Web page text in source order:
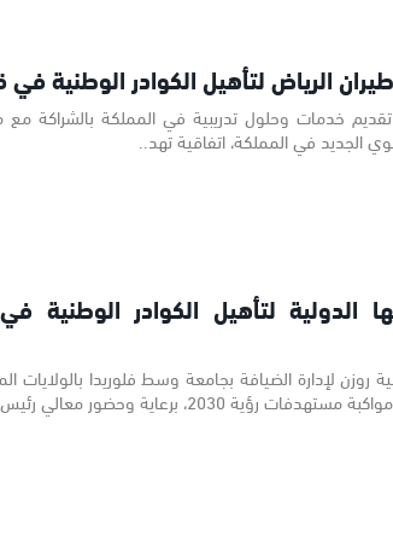
الرياض لتأهيل الكوادر الوطنية
خدمات وحلول تدريبية في المملكة بالشراكة
الجديد في المملكة، اتفاقية تهد..
الدولية لتأهيل الكوادر الوطنية
لإدارة الضيافة بجامعة وسط فلوريدا بالولايات
برعاية وحضور معالي رئيس مجلس ا..